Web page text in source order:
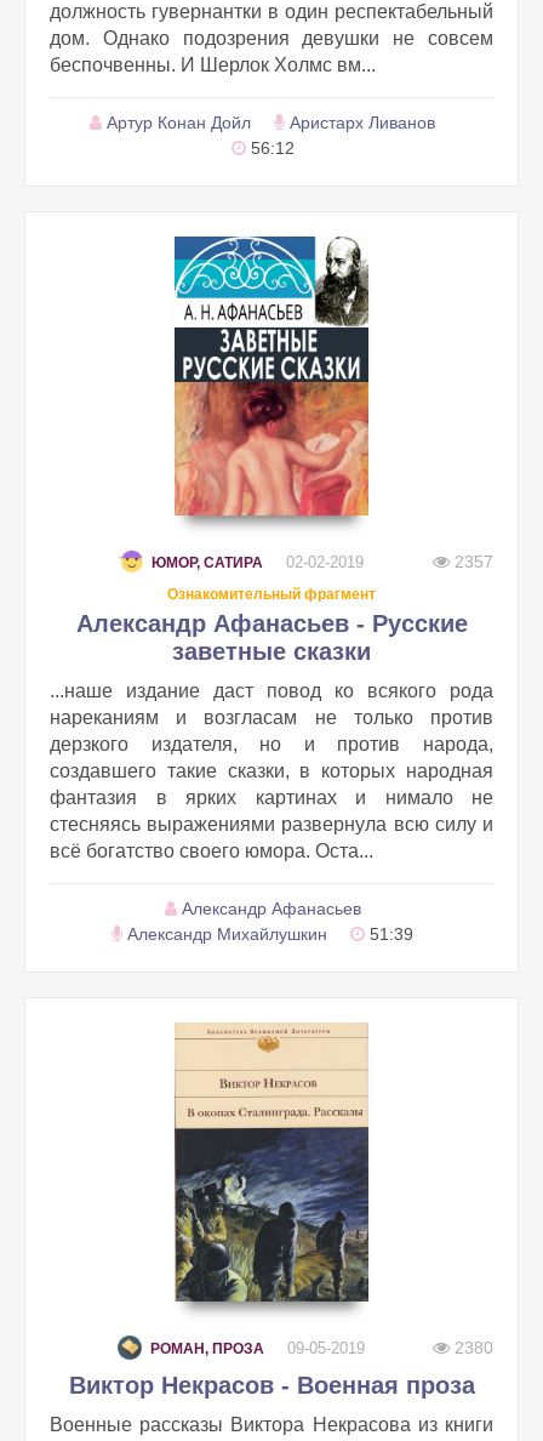
должность гувернантки в один респектабельный
дом. Однако подозрения девушки не совсем
беспочвенны. И Шерлок Холмс вм...
Артур Конан Дойл
Аристарх Ливанов
56:12
ЮМОР, САТИРА 02-02-2019 2357
Ознакомительный фрагмент
Александр Афанасьев - Русские
заветные сказки
...наше издание даст повод ко всякого рода
нареканиям и возгласам не только против
дерзкого издателя, но и против народа,
создавшего такие сказки, в которых народная
фантазия в ярких картинах и нимало не
стесняясь выражениями развернула всю силу и
всё богатство своего юмора. Оста...
Александр Афанасьев
Александр Михайлушкин
51:39
РОМАН, ПРОЗА 09-05-2019 2380
Виктор Некрасов - Военная проза
Военные рассказы Виктора Некрасова из книги